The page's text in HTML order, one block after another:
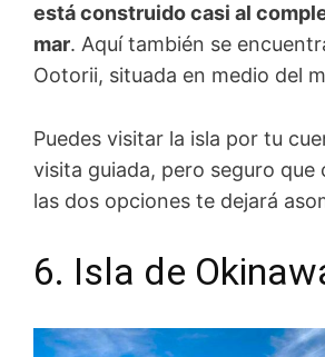
está construido casi al
mar. Aquí también se
Ootorii, situada en medio del
Puedes visitar la isla por tu
visita guiada, pero seguro que
las dos opciones te dejará
6. Isla de